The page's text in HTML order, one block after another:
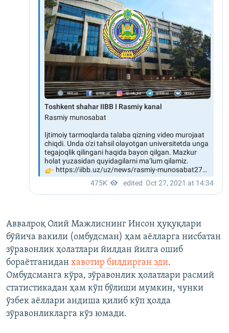
Аввалроқ Олий Мажлиснинг Инсон ҳуқуқлари
бўйича вакили (омбудсман) ҳам аёлларга нисбатан
зўравонлик ҳолатлари йилдан йилга ошиб
бораётганидан хавотир билдирган эди.
Омбудсманга кўра, зўравонлик ҳолатлари расмий
статистикадан ҳам кўп бўлиши мумкин, чунки
ўзбек аёллари андиша қилиб кўп ҳолда
зўравонликларга кўз юмади.